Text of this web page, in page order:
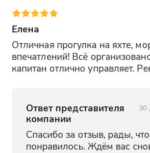
Елена
Отличная прогулка на яхте,
впечатлений! Всё
капитан отлично управляет.
Ответ представителя
компании
30
Спасибо за отзыв, рады,
понравилось. Ждём вас